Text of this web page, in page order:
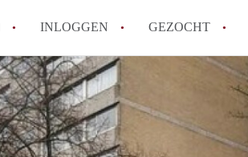
INLOGGEN GEZOCHT
How to translate
Wat is AppartementDelft?
Hoeveel kost het om te